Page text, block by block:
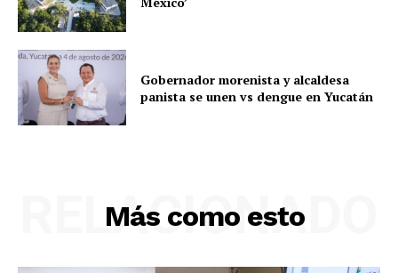
Gobernador morenista y alcaldesa
panista se unen vs dengue en Yucatán
Más como esto
RELACIONADO